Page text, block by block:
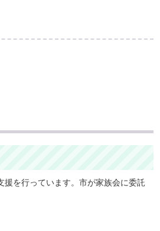
を行っています。市が家族会に委託